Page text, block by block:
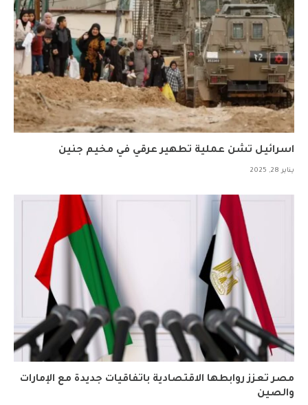
اسرائيل تشن عملية تطهير عرقي في مخيم جنين
يناير 28, 2025
مصر تعزز روابطها الاقتصادية باتفاقيات جديدة مع الإمارات
والصين